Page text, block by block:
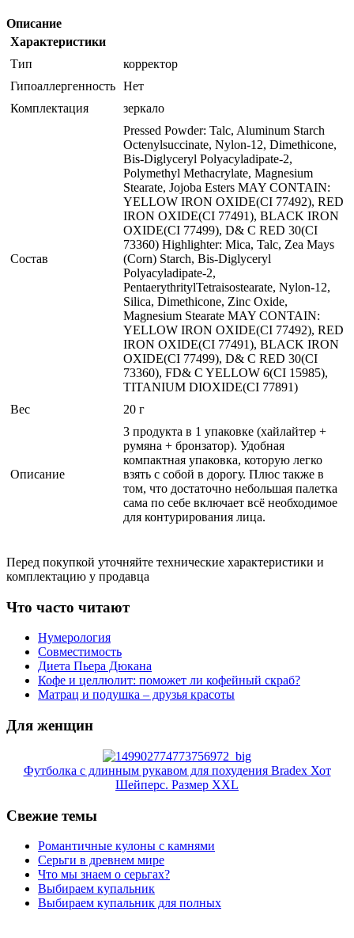
Описание
Характеристики
Тип
корректор
Гипоаллергенность Нет
Комплектация
зеркало
Состав
Pressed Powder: Talc, Aluminum Starch
Octenylsuccinate, Nylon-12, Dimethicone,
Bis-Diglyceryl Polyacyladipate-2,
Polymethyl Methacrylate, Magnesium
Stearate, Jojoba Esters MAY CONTAIN:
YELLOW IRON OXIDE(CI 77492), RED
IRON OXIDE(CI 77491), BLACK IRON
OXIDE(CI 77499), D& C RED 30(CI
73360) Highlighter: Mica, Talc, Zea Mays
(Corn) Starch, Bis-Diglyceryl
Polyacyladipate-2,
PentaerythritylTetraisostearate, Nylon-12,
Silica, Dimethicone, Zinc Oxide,
Magnesium Stearate MAY CONTAIN:
YELLOW IRON OXIDE(CI 77492), RED
IRON OXIDE(CI 77491), BLACK IRON
OXIDE(CI 77499), D& C RED 30(CI
73360), FD& C YELLOW 6(CI 15985),
TITANIUM DIOXIDE(CI 77891)
Вес
20 г
Описание
3 продукта в 1 упаковке (хайлайтер +
румяна + бронзатор). Удобная
компактная упаковка, которую легко
взять с собой в дорогу. Плюс также в
том, что достаточно небольшая палетка
сама по себе включает всё необходимое
для контурирования лица.
Перед покупкой уточняйте технические характеристики и
комплектацию у продавца
Что часто читают
Нумерология
Совместимость
Диета Пьера Дюкана
Кофе и целлюлит: поможет ли кофейный скраб?
Матрац и подушка – друзья красоты
Для женщин
Футболка с длинным рукавом для похудения Bradex Хот
Шейперс. Размер XXL
Свежие темы
Романтичные кулоны с камнями
Серьги в древнем мире
Что мы знаем о серьгах?
Выбираем купальник
Выбираем купальник для полных